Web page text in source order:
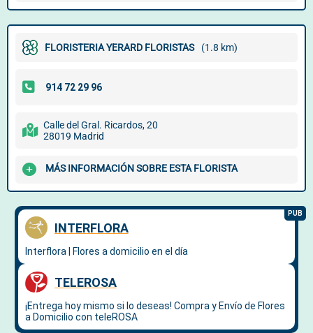
FLORISTERIA YERARD FLORISTAS (1.8 km)
Calle del Gral. Ricardos, 20
28019 Madrid
MÁS INFORMACIÓN SOBRE ESTA FLORISTA